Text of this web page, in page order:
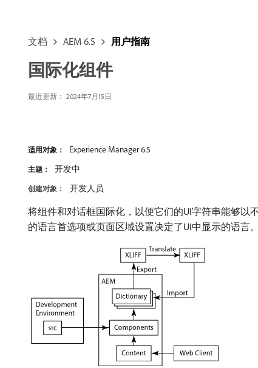
文档 AEM 6.5 用户指南
国际化组件
最近更新： 2024年7月15日
适用对象： Experience Manager 6.5
主题： 开发中
创建对象： 开发人员
将组件和对话框国际化，以便它们的UI字符串能够以
的语言首选项或页面区域设置决定了UI中显示的语言。